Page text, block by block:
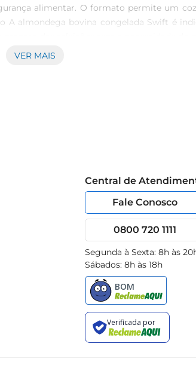
alimentar. O formato permite um
A almondega bovina congelada Swift é
respeitando as orientações de
VER MAIS
Central de
Fale Conosco
0800 720 1111
Segunda à Sexta: 8h às
Sábados: 8h às 18h